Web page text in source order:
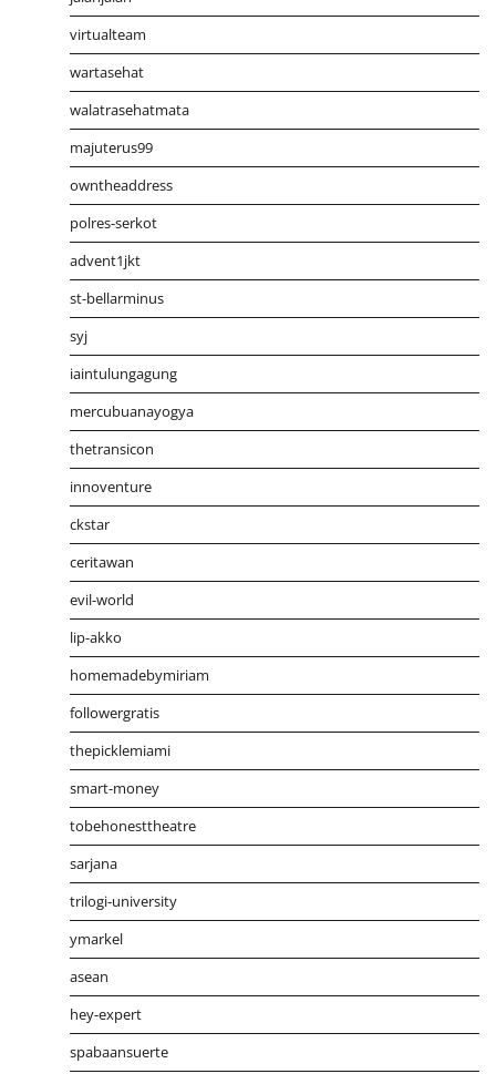
virtualteam
wartasehat
walatrasehatmata
majuterus99
owntheaddress
polres-serkot
advent1jkt
st-bellarminus
syj
iaintulungagung
mercubuanayogya
thetransicon
innoventure
ckstar
ceritawan
evil-world
lip-akko
homemadebymiriam
followergratis
thepicklemiami
smart-money
tobehonesttheatre
sarjana
trilogi-university
ymarkel
asean
hey-expert
spabaansuerte